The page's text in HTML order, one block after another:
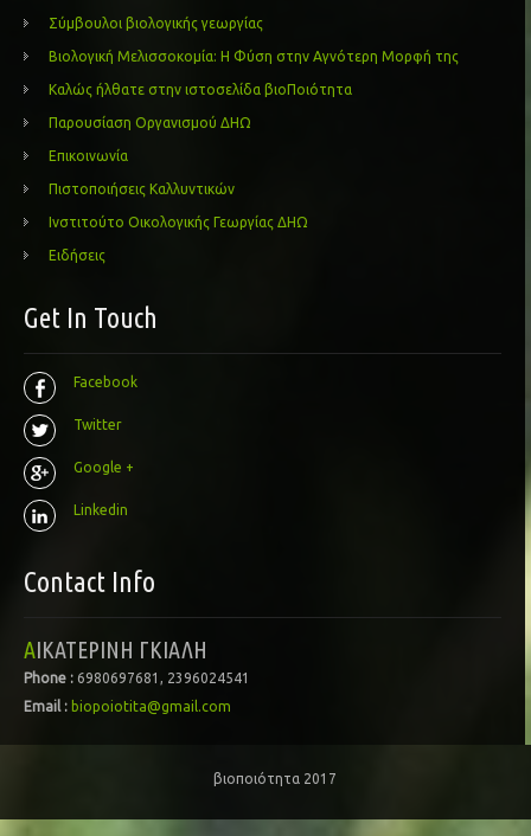
Σύμβουλοι βιολογικής γεωργίας
Βιολογική Μελισσοκομία: Η Φύση στην Αγνότερη Μορφή της
Καλώς ήλθατε στην ιστοσελίδα βιοΠοιότητα
Παρουσίαση Οργανισμού ΔΗΩ
Επικοινωνία
Πιστοποιήσεις Καλλυντικών
Ινστιτούτο Οικολογικής Γεωργίας ΔΗΩ
Ειδήσεις
Get In Touch
Facebook
Twitter
Google +
Linkedin
Contact Info
ΑΙΚΑΤΕΡΙΝΗ ΓΚΙΑΛΗ
Phone : 6980697681, 2396024541
Email : biopoiotita@gmail.com
βιοποιότητα 2017